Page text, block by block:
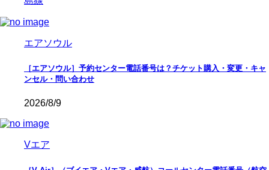
エアソウル
［エアソウル］予約センター電話番号は？チケット購入・変更・キャ
ンセル・問い合わせ
2026/8/9
Vエア